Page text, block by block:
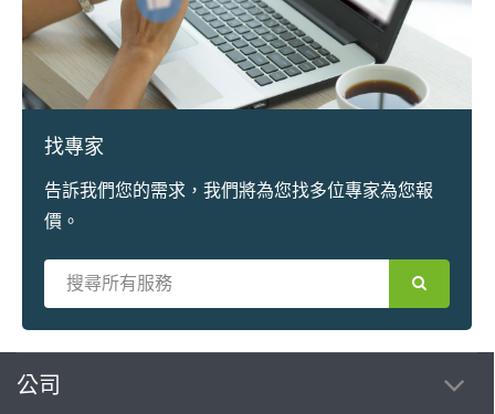
找專家
告訴我們您的需求，我們將為您找多位專家為您報
價。
公司繼續完成